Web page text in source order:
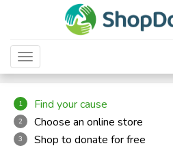
Toggle navigation
1 Find your cause
2 Choose an online store
3 Shop to donate for free